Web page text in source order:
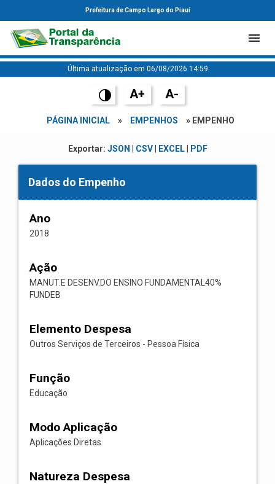
Prefeitura de Campo Largo do Piauí
Última atualização em 06/08/2026 14:59
A+ A-
PÁGINA INICIAL » EMPENHOS » EMPENHO
Exportar: JSON CSV| EXCEL| PDF
Dados do Empenho
Ano
2018
Ação
MANUT.E DESENV.DO ENSINO FUNDAMENTAL40%
FUNDEB
Elemento Despesa
Outros Serviços de Terceiros - Pessoa Física
Função
Educação
Modo Aplicação
Aplicações Diretas
Natureza Despesa